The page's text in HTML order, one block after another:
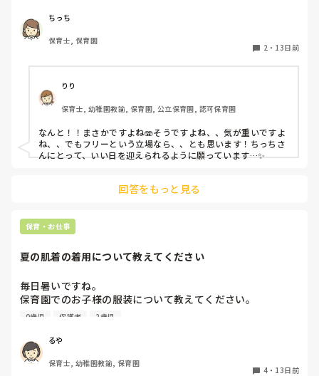
ちっち
保育士, 保育園
2・ 13日前
りり
保育士, 幼稚園教諭, 保育園, 公立保育園, 認可保育園
なんと！！まさかですよね🫨そうですよね、、気が重いですよ
ね、、でもフリーという立場なら、、とも思います！ちっちさ
んにとって、いい日を迎えられるように願っています…✨
回答をもっと見る
保育・お仕事
夏の肌着の着用について教えてください
毎日暑いですね。
保育園でのお子様の服装について教えてください。
ですが、4月から新しい園で勤務開始したところ、肌着を着
ていませんでした。
以前は夏も汗を吸わせるために肌着は必要ですと保護者に説
0歳児 保護者 2歳児
るや
保育士, 幼稚園教諭, 保育園
4・ 13日前